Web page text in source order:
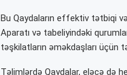
Bu Qaydaların effektiv tətbiqi
Aparatı və tabeliyindəki
təşkilatların əməkdaşları üçün
Təlimlərdə Qaydalar, eləcə də